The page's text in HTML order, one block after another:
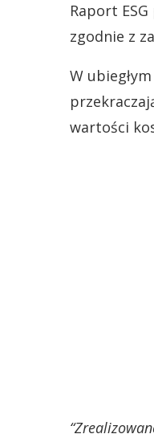
Raport
zgodnie z
W
wartości